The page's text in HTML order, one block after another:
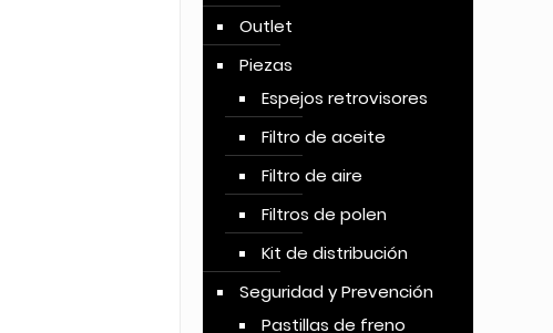
Outlet
Piezas
Espejos retrovisores
Filtro de aceite
Filtro de aire
Filtros de polen
Kit de distribución
Seguridad y Prevención
Pastillas de freno